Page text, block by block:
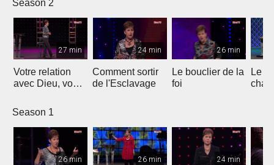
Season 2
27 min
Votre relation
avec Dieu, vous-
autres
24 min
Comment sortir
de l'Esclavage
26 min
Le bouclier de la
foi
Le
Season 1
26 min 26 min 24 min